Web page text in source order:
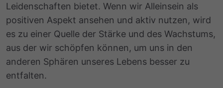
Leidenschaften bietet. Wenn wir Alleinsein als
positiven Aspekt ansehen und aktiv nutzen, wird
es zu einer Quelle der Stärke und des Wachstums,
aus der wir schöpfen können, um uns in den
anderen Sphären unseres Lebens besser zu
entfalten.